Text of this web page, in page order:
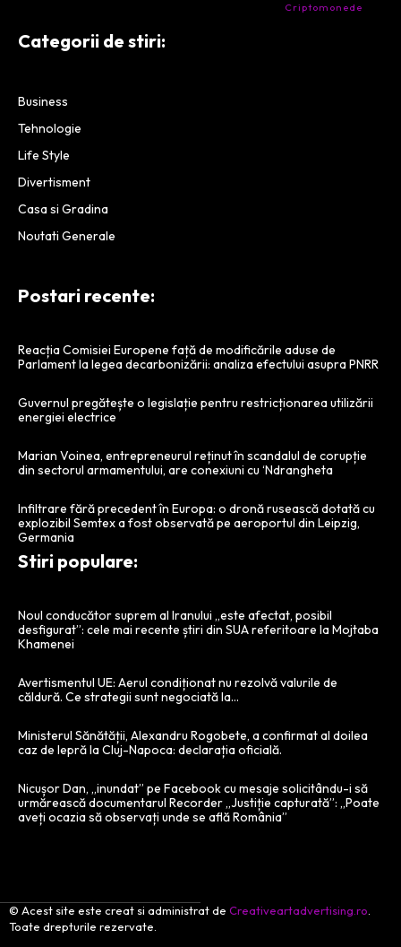
Criptomonede
Categorii de stiri:
Business
Tehnologie
Life Style
Divertisment
Casa si Gradina
Noutati Generale
Postari recente:
Reacția Comisiei Europene față de modificările aduse de
Parlament la legea decarbonizării: analiza efectului asupra PNRR
Guvernul pregătește o legislație pentru restricționarea utilizării
energiei electrice
Marian Voinea, entrepreneurul reținut în scandalul de corupție
din sectorul armamentului, are conexiuni cu ‘Ndrangheta
Infiltrare fără precedent în Europa: o dronă rusească dotată cu
explozibil Semtex a fost observată pe aeroportul din Leipzig,
Germania
Stiri populare:
Noul conducător suprem al Iranului „este afectat, posibil
desfigurat”: cele mai recente știri din SUA referitoare la Mojtaba
Khamenei
Avertismentul UE: Aerul condiționat nu rezolvă valurile de
căldură. Ce strategii sunt negociată la…
Ministerul Sănătății, Alexandru Rogobete, a confirmat al doilea
caz de lepră la Cluj-Napoca: declarația oficială.
Nicușor Dan, „inundat” pe Facebook cu mesaje solicitându-i să
urmărească documentarul Recorder „Justiție capturată”: „Poate
aveți ocazia să observați unde se află România”
© Acest site este creat si administrat de Creativeartadvertising.ro.
Toate drepturile rezervate.